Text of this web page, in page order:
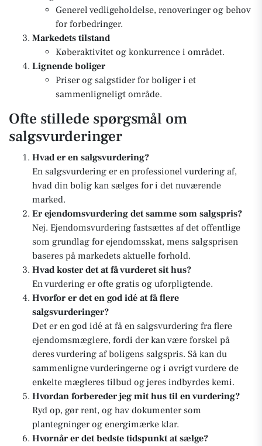
Generel vedligeholdelse, renoveringer og behov
for forbedringer.
Markedets tilstand
Køberaktivitet og konkurrence i området.
Lignende boliger
Priser og salgstider for boliger i et
sammenligneligt område.
Ofte stillede spørgsmål om
salgsvurderinger
Hvad er en salgsvurdering?
En salgsvurdering er en professionel vurdering af,
hvad din bolig kan sælges for i det nuværende
marked.
Er ejendomsvurdering det samme som salgspris?
Nej. Ejendomsvurdering fastsættes af det offentlige
som grundlag for ejendomsskat, mens salgsprisen
baseres på markedets aktuelle forhold.
Hvad koster det at få vurderet sit hus?
En vurdering er ofte gratis og uforpligtende.
Hvorfor er det en god idé at få flere
salgsvurderinger?
Det er en god idé at få en salgsvurdering fra flere
ejendomsmæglere, fordi der kan være forskel på
deres vurdering af boligens salgspris. Så kan du
sammenligne vurderingerne og i øvrigt vurdere de
enkelte mægleres tilbud og jeres indbyrdes kemi.
Hvordan forbereder jeg mit hus til en vurdering?
Ryd op, gør rent, og hav dokumenter som
plantegninger og energimærke klar.
Hvornår er det bedste tidspunkt at sælge?